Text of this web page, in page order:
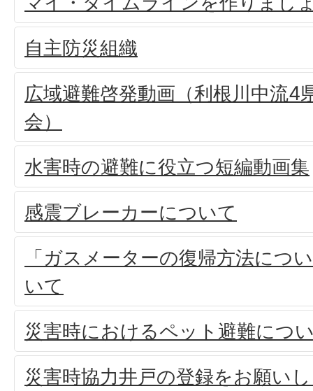
自主防災組織
広域避難啓発動画（利根川中流4
会）
水害時の避難に役立つ短編動画集
感震ブレーカーについて
「ガスメーターの復帰方法につ
いて
災害時におけるペット避難につ
災害時協力井戸の登録をお願い